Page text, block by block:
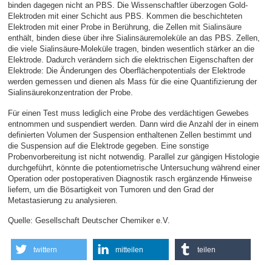
binden dagegen nicht an PBS. Die Wissenschaftler überzogen Gold-
Elektroden mit einer Schicht aus PBS. Kommen die beschichteten
Elektroden mit einer Probe in Berührung, die Zellen mit Sialinsäure
enthält, binden diese über ihre Sialinsäuremoleküle an das PBS. Zellen,
die viele Sialinsäure-Moleküle tragen, binden wesentlich stärker an die
Elektrode. Dadurch verändern sich die elektrischen Eigenschaften der
Elektrode: Die Änderungen des Oberflächenpotentials der Elektrode
werden gemessen und dienen als Mass für die eine Quantifizierung der
Sialinsäurekonzentration der Probe.
Für einen Test muss lediglich eine Probe des verdächtigen Gewebes
entnommen und suspendiert werden. Dann wird die Anzahl der in einem
definierten Volumen der Suspension enthaltenen Zellen bestimmt und
die Suspension auf die Elektrode gegeben. Eine sonstige
Probenvorbereitung ist nicht notwendig. Parallel zur gängigen Histologie
durchgeführt, könnte die potentiometrische Untersuchung während einer
Operation oder postoperativen Diagnostik rasch ergänzende Hinweise
liefern, um die Bösartigkeit von Tumoren und den Grad der
Metastasierung zu analysieren.
Quelle: Gesellschaft Deutscher Chemiker e.V.
twittern mitteilen teilen